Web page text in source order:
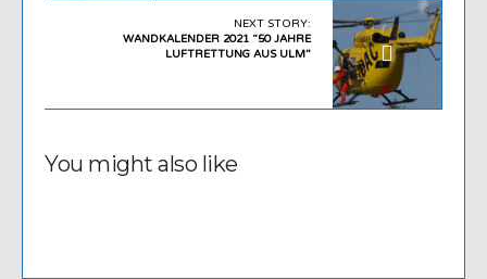
NEXT STORY:
WANDKALENDER 2021 “50 JAHRE
LUFTRETTUNG AUS ULM”
You might also like